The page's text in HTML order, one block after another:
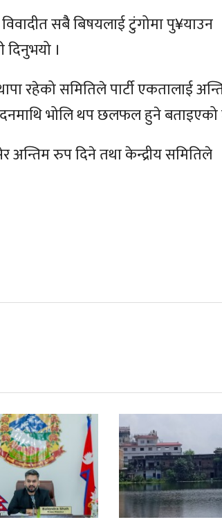
सबैै बिषयलाई टुंगोमा पु¥याउन
।
रहेको समितिले पार्टी एकतालाई
भोलि थप छलफल हुने
रुप दिने तथा केन्द्रीय समितिले